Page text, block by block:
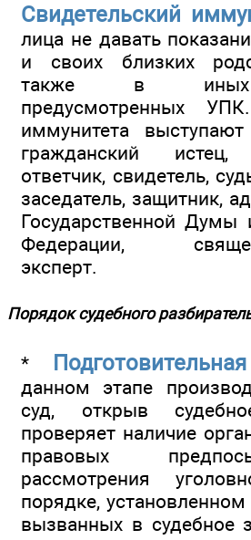
Свидетельский
лица не давать
и своих близких
также в иных
предусмотренных
иммунитета
гражданский истец,
ответчик, свидетель,
заседатель, защитник,
Государственной Думы
Федерации,
эксперт.
Порядок судебного
*
данном этапе
суд, открыв
проверяет наличие
правовых
рассмотрения
порядке,
вызванных в судебное